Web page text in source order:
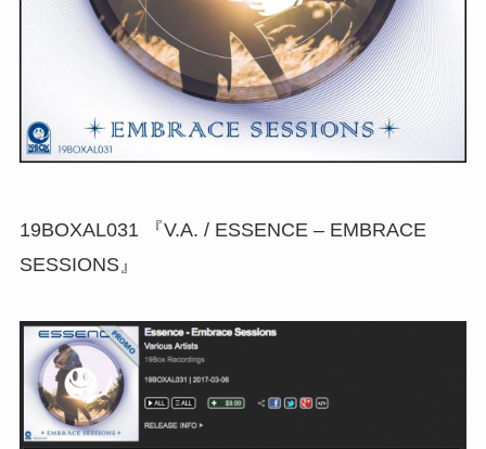
19BOXAL031 『V.A. / ESSENCE – EMBRACE
SESSIONS』